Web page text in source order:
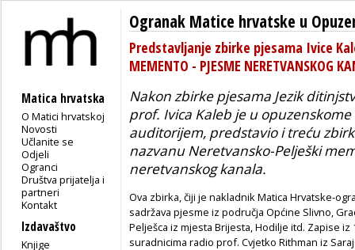
Matica hrvatska
O Matici hrvatskoj
Novosti
Učlanite se
Odjeli
Ogranci
Društva prijatelja i
partneri
Kontakt
Izdavaštvo
Knjige
Ogranak Matice hrvatske u
Predstavljanje zbirke pjesama Ivice
MEMENTO - PJESME NERETVANSKOG
Nakon zbirke pjesama Jezik
prof. Ivica Kaleb je u
auditorijem, predstavio i treću
nazvanu Neretvansko-Pelješki
neretvanskog kanala.
Ova zbirka, čiji je nakladnik Matica Hrvatske-
sadržava pjesme iz područja Općine Slivno,
Pelješca iz mjesta Brijesta, Hodilje itd. Zapise iz
suradnicima radio prof. Cvjetko Rithman iz